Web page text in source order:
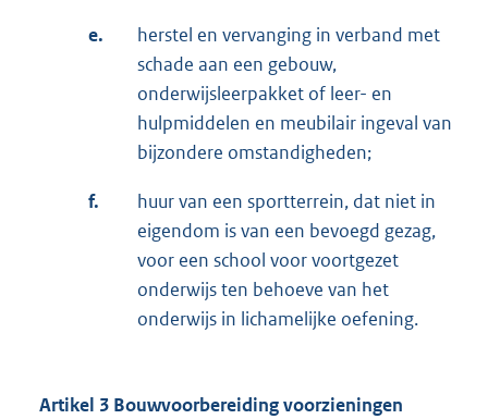
e.
herstel en vervanging in verband met
schade aan een gebouw,
onderwijsleerpakket of leer- en
hulpmiddelen en meubilair ingeval van
bijzondere omstandigheden;
f.
huur van een sportterrein, dat niet in
eigendom is van een bevoegd gezag,
voor een school voor voortgezet
onderwijs ten behoeve van het
onderwijs in lichamelijke oefening.
Artikel 3 Bouwvoorbereiding voorzieningen